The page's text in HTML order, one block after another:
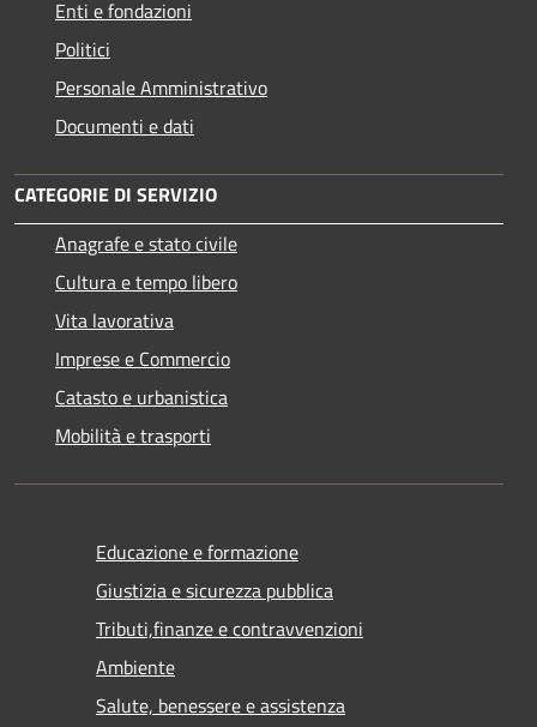
Enti e fondazioni
Politici
Personale Amministrativo
Documenti e dati
CATEGORIE DI SERVIZIO
Anagrafe e stato civile
Cultura e tempo libero
Vita lavorativa
Imprese e Commercio
Catasto e urbanistica
Mobilità e trasporti
Educazione e formazione
Giustizia e sicurezza pubblica
Tributi,finanze e contravvenzioni
Ambiente
Salute, benessere e assistenza